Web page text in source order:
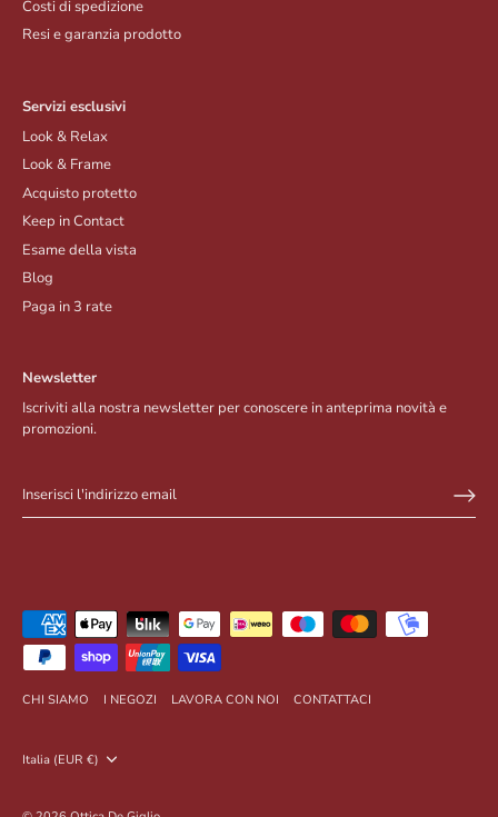
Costi di spedizione
Resi e garanzia prodotto
Servizi esclusivi
Look & Relax
Look & Frame
Acquisto protetto
Keep in Contact
Esame della vista
Blog
Paga in 3 rate
Newsletter
Iscriviti alla nostra newsletter per conoscere in anteprima novità e
promozioni.
CHI SIAMO I NEGOZI LAVORA CON NOI CONTATTACI
Valuta
Italia (EUR €)